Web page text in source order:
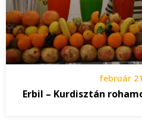
február
Erbil – Kurdisztán